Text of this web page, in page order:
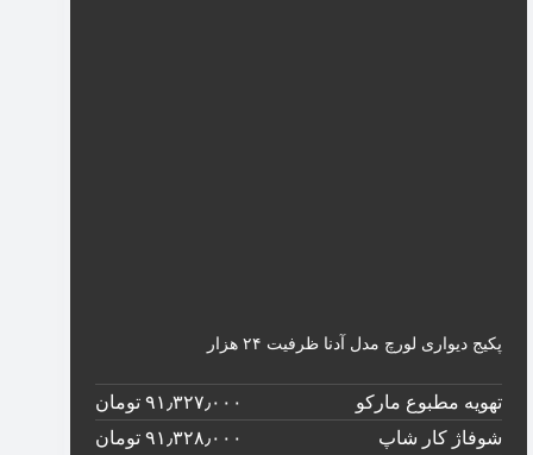
پکیج دیواری لورچ مدل آدنا ظرفیت ۲۴ هزار
تهویه مطبوع مارکو
۹۱٫۳۲۷٫۰۰۰ تومان
شوفاژ کار شاپ
۹۱٫۳۲۸٫۰۰۰ تومان